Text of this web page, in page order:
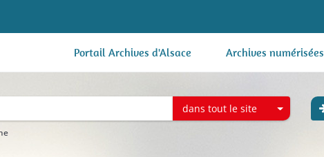
Portail Archives d'Alsace Archives numérisées
dans tout le site